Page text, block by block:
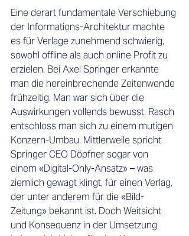
Eine derart fundamentale Verschiebung
der Informations-Architektur machte
es für Verlage zunehmend schwierig,
sowohl offline als auch online Profit zu
erzielen. Bei Axel Springer erkannte
man die hereinbrechende Zeitenwende
frühzeitig. Man war sich über die
Auswirkungen vollends bewusst. Rasch
entschloss man sich zu einem mutigen
Konzern-Umbau. Mittlerweile spricht
Springer CEO Döpfner sogar von
einem «Digital-Only-Ansatz» – was
ziemlich gewagt klingt, für einen Verlag,
der unter anderem für die «Bild-
Zeitung» bekannt ist. Doch Weitsicht
und Konsequenz in der Umsetzung